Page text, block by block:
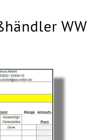
WW